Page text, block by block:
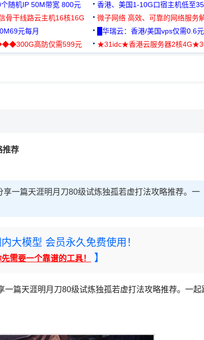
99元/月起
个随机IP 50M带宽 800元
香港、美国1-10G口宿主机低至
骨干线路云主机16核16G
微子网络 高效、可靠的网络服务
元每月
█华瑞云：香港/美国vps仅需0.6
高防仅需599元
★31idc★香港云服务器2核
推荐
一篇天涯明月刀80级试炼独孤若虚打法攻略推荐。一
大模型 会员永久免费使用！
需要一个靠谱的工具！ 】
篇天涯明月刀80级试炼独孤若虚打法攻略推荐。一起